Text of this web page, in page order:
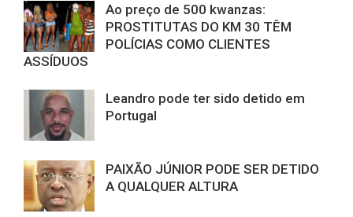
Ao preço de 500 kwanzas:
PROSTITUTAS DO KM 30 TÊM
POLÍCIAS COMO CLIENTES
ASSÍDUOS
Leandro pode ter sido detido em
Portugal
PAIXÃO JÚNIOR PODE SER DETIDO
A QUALQUER ALTURA